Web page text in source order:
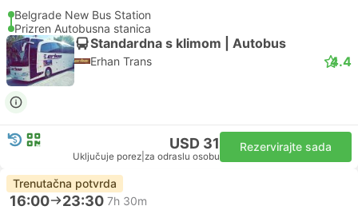
Belgrade New Bus Station
Prizren Autobusna stanica
Standardna s klimom | Autobus
Erhan Trans 4.4
USD 31
Uključuje porez za odraslu osobu
Rezervirajte sada
Trenutačna potvrda
16:00 23:30 7h 30m